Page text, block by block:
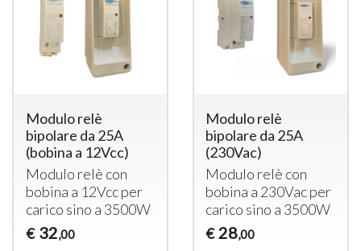
Modulo relè
bipolare da 25A
(bobina a 12Vcc)
Modulo relè con
bobina a 12Vcc per
carico sino a 3500W
€ 32,00
Modulo relè
bipolare da 25A
(230Vac)
Modulo relè con
bobina a 230Vac per
carico sino a 3500W
€ 28,00